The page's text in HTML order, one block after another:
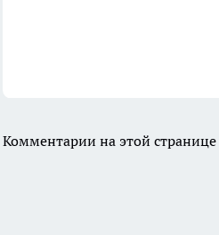
Комментарии на этой